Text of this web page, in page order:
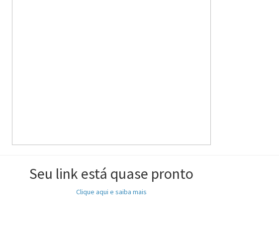
Seu link está quase pronto
Clique aqui e saiba mais